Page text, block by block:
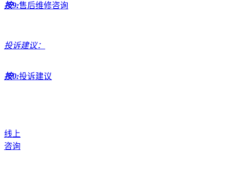
按9:售后维修咨询
投诉建议：
按0:投诉建议
线上
咨询